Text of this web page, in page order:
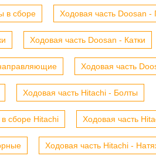
в сборе Ходовая часть Doosan -
Ходовая часть Doosan - Катки
Ходовая часть
Ходовая часть Hitachi - Болты
сборе Hitachi Ходовая часть
Ходовая часть Hitachi -